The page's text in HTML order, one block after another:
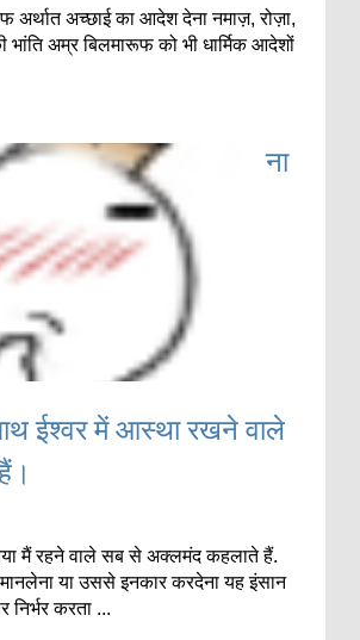
अर्थात अच्छाई का आदेश देना नमाज़, रोज़ा,
अम्र बिलमारूफ को भी धार्मिक आदेशों
ना
ईश्वर में आस्था रखने वाले
मैं रहने वाले सब से अक्लमंद कहलाते हैं.
या उससे इनकार करदेना यह इंसान
करता ...